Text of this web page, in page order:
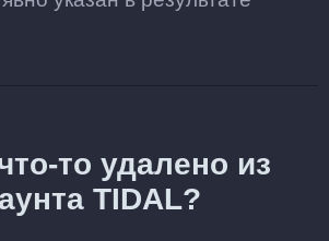
то удалено из
TIDAL?